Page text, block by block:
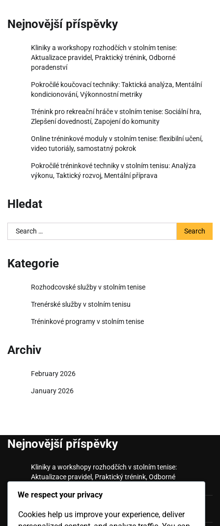
Nejnovější příspěvky
Kliniky a workshopy rozhodčích v stolním tenise:
Aktualizace pravidel, Praktický trénink, Odborné
poradenství
Pokročilé koučovací techniky: Taktická analýza, Mentální
kondicionování, Výkonnostní metriky
Trénink pro rekreační hráče v stolním tenise: Sociální hra,
Zlepšení dovedností, Zapojení do komunity
Online tréninkové moduly v stolním tenise: flexibilní učení,
video tutoriály, samostatný pokrok
Pokročilé tréninkové techniky v stolním tenisu: Analýza
výkonu, Taktický rozvoj, Mentální příprava
Hledat
Search
for:
Kategorie
Rozhodcovské služby v stolním tenise
Trenérské služby v stolním tenisu
Tréninkové programy v stolním tenise
Archiv
February 2026
January 2026
Nejnovější příspěvky
Kliniky a workshopy rozhodčích v stolním tenise:
Aktualizace pravidel, Praktický trénink, Odborné
kondicionování, Výkonnostní metriky
We respect your privacy
Cookies help us improve your experience, deliver